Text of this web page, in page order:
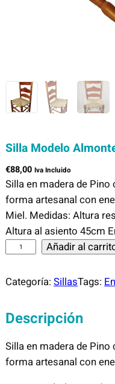
Silla Modelo
€88,00 Iva Incluido
Silla en madera de
forma artesanal con
Miel. Medidas: Altura
Altura al asiento 45cm
l
a
M
o
d
Añadir al
Categoría: SillasTags:
Descripción
Silla en madera de
forma artesanal con